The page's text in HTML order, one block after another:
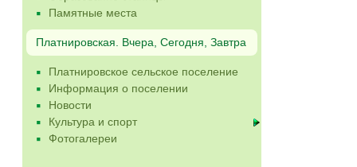
Памятные места
Платнировская. Вчера, Сегодня, Завтра
Платнировское сельское поселение
Информация о поселении
Новости
Культура и спорт
Фотогалереи